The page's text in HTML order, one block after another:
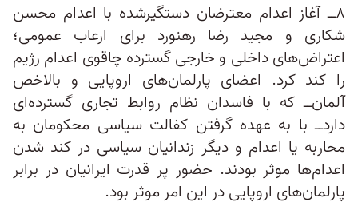
۸ــ آغاز اعدام معترضان دستگیرشده با اعدام محسن
شکاری و مجید رضا رهنورد برای ارعاب عمومی؛
اعتراض‌های داخلی و خارجی گسترده‌ چاقوی اعدام رژیم
را کند کرد. اعضای پارلمان‌های اروپایی و بالاخص
آلمان‌ــ که با فاسدان نظام روابط تجاری گسترده‌ای
داردــ با به عهده گرفتن کفالت سیاسی محکومان به
محاربه یا اعدام و دیگر زندانیان سیاسی در کند شدن
اعدام‌ها موثر بودند. حضور پر قدرت ایرانیان در برابر
پارلمان‌های اروپایی در این امر موثر بود.